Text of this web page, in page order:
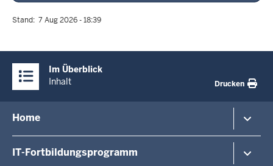
Stand 7 Aug 2026 - 18:39
Inhalte
Im Überblick
Inhalt
Drucken
in
der
Fußzeile
Home
Veranstaltungsorte/-formate
IT-Fortbildungsprogramm